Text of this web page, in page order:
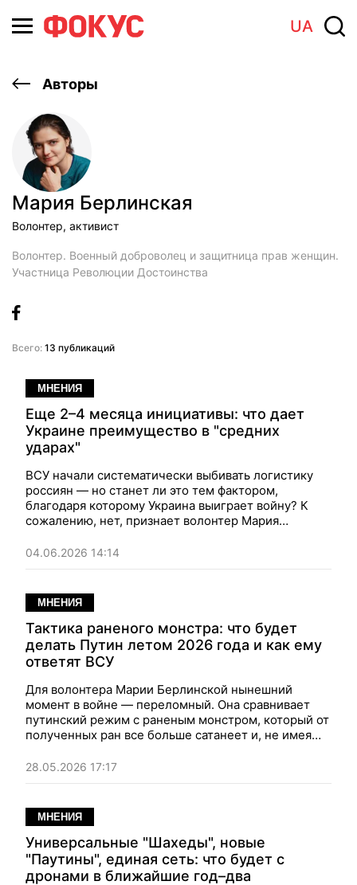
UA
Авторы
Мария Берлинская
Волонтер, активист
Волонтер. Военный доброволец и защитница прав женщин.
Участница Революции Достоинства
Всего: 13 публикаций
МНЕНИЯ
Еще 2–4 месяца инициативы: что дает
Украине преимущество в "средних
ударах"
ВСУ начали систематически выбивать логистику
россиян — но станет ли это тем фактором,
благодаря которому Украина выиграет войну? К
сожалению, нет, признает волонтер Мария
выигрывают совокупность факторов, а наше
преимущество в "Middle Strike" дает окно
нужны другие решения...
04.06.2026 14:14
МНЕНИЯ
Тактика раненого монстра: что будет
делать Путин летом 2026 года и как ему
ответят ВСУ
Для волонтера Марии Берлинской нынешний
момент в войне — переломный. Она сравнивает
путинский режим с раненым монстром, который от
полученных ран все больше сатанеет и, не имея
попало, вкладывая в эти удары последние силы — и
постепенно все равно проигрывает...
28.05.2026 17:17
МНЕНИЯ
Универсальные "Шахеды", новые
"Паутины", единая сеть: что будет с
дронами в ближайшие год–два